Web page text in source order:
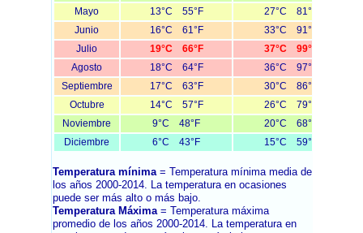
Mayo
13°C 55°F
27°C 81°F
Junio
16°C 61°F
33°C 91°F
Julio
19°C 66°F
37°C 99°F
Agosto
18°C 64°F
36°C 97°F
Septiembre
17°C 63°F
30°C 86°F
Octubre
14°C 57°F
26°C 79°F
Noviembre
9°C 48°F
20°C 68°F
Diciembre
6°C 43°F 15°C 59°F
Temperatura mínima = Temperatura mínima media de
los años 2000-2014. La temperatura en ocasiones
puede ser más alto o más bajo.
Temperatura Máxima = Temperatura máxima
promedio de los años 2000-2014. La temperatura en